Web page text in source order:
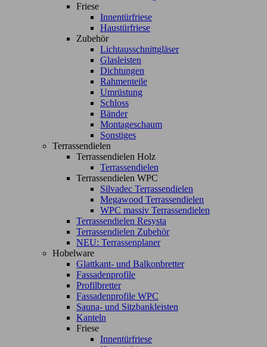
Friese
Innentürfriese
Haustürfriese
Zubehör
Lichtausschnittgläser
Glasleisten
Dichtungen
Rahmenteile
Umrüstung
Schloss
Bänder
Montageschaum
Sonstiges
Terrassendielen
Terrassendielen Holz
Terrassendielen
Terrassendielen WPC
Silvadec Terrassendielen
Megawood Terrassendielen
WPC massiv Terrassendielen
Terrassendielen Resysta
Terrassendielen Zubehör
NEU: Terrassenplaner
Hobelware
Glattkant- und Balkonbretter
Fassadenprofile
Profilbretter
Fassadenprofile WPC
Sauna- und Sitzbankleisten
Kanteln
Friese
Innentürfriese